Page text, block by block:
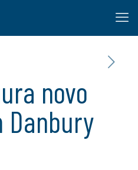
novo
Danbury